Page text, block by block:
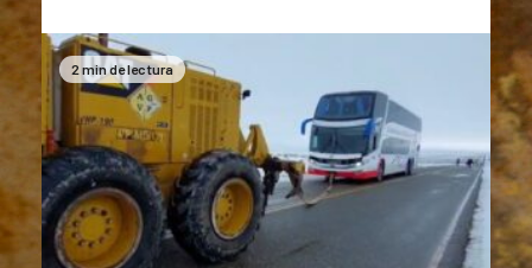
2 min de lectura